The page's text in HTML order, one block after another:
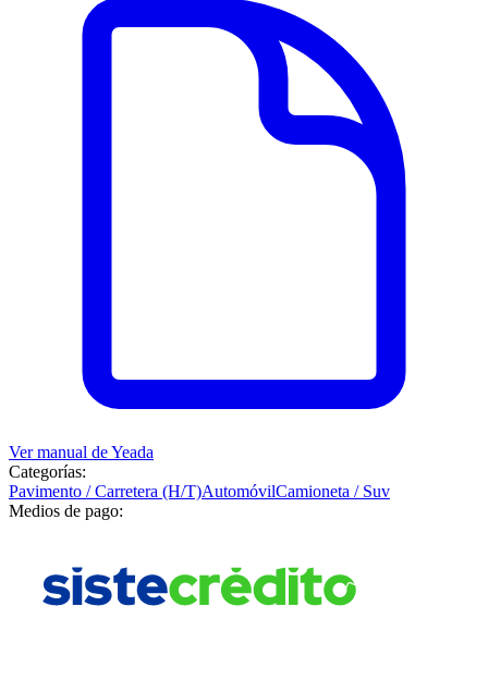
Ver manual deYeada
Categorías:
Pavimento / Carretera (H/T)AutomóvilCamioneta / Suv
Medios de pago: